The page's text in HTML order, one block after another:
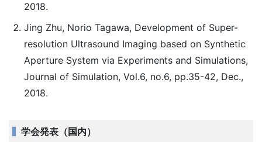
2018.
Jing Zhu, Norio Tagawa, Development of Super-
resolution Ultrasound Imaging based on Synthetic
Aperture System via Experiments and Simulations,
Journal of Simulation, Vol.6, no.6, pp.35-42, Dec.,
2018.
学会発表（国内）